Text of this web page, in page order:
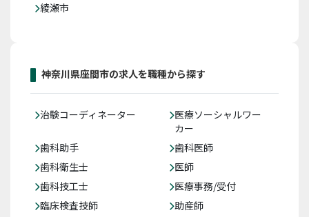
綾瀬市
神奈川県座間市の求人を職種から探す
治験コーディネーター
医療ソーシャルワー
カー
歯科助手
歯科医師
歯科衛生士
医師
歯科技工士
医療事務/受付
臨床検査技師
助産師